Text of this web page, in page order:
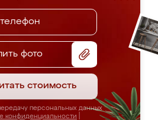
фото
стоимость
персональных данных
конфиденциальности